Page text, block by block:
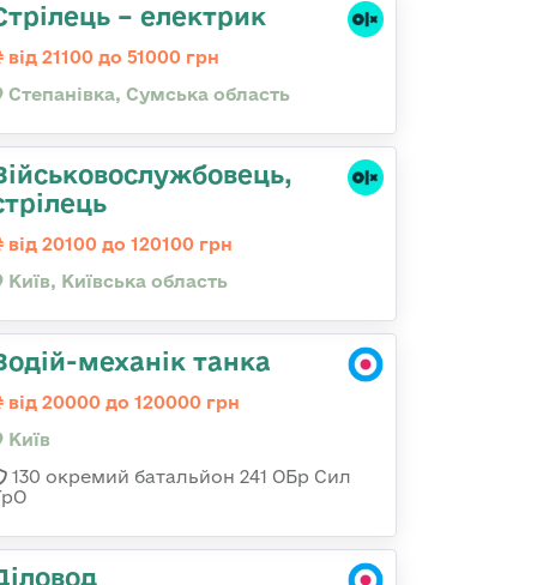
– електрик
від 21100 до 51000 грн
Степанівка, Сумська область
від 20100 до 120100 грн
Київ, Київська область
механік танка
від 20000 до 120000 грн
Київ
130 окремий батальйон 241 ОБр Сил